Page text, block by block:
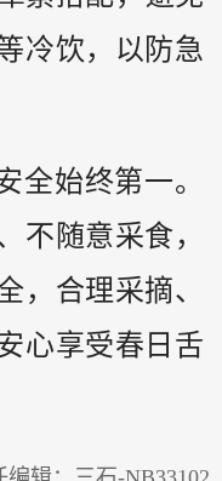
冷饮，以防急
全始终第一。
不随意采食，
，合理采摘、
心享受春日舌